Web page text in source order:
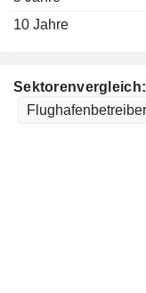
10 Jahre
Sektorenvergleich: